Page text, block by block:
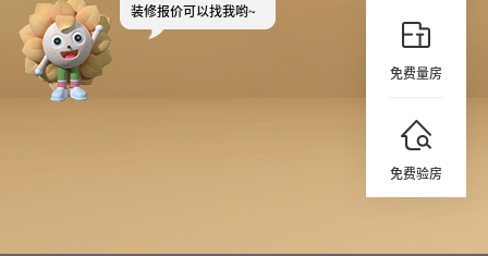
免费量房
免费验房
装修报价可以找我哟~